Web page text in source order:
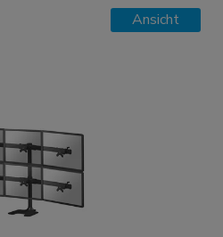
Ansicht